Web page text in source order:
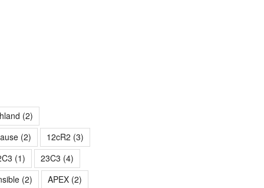
(2)
(2) 12cR2 (3)
(1) 23C3 (4)
(2) APEX (2)